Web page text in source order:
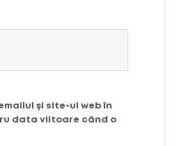
și site-ul web în
data viitoare când o